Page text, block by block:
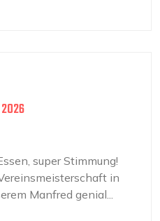
2026
super Stimmung!
in
Manfred genial...